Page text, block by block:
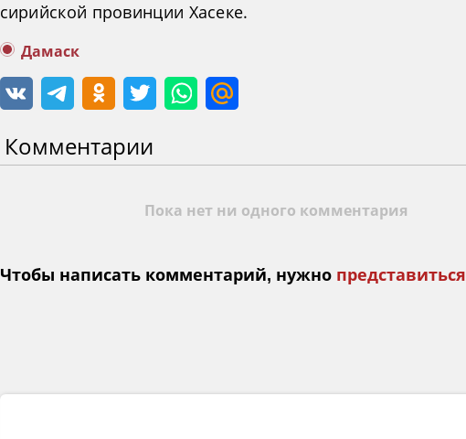
сирийской провинции Хасеке.
Дамаск
Комментарии
Пока нет ни одного комментария
Чтобы написать комментарий, нужно представиться